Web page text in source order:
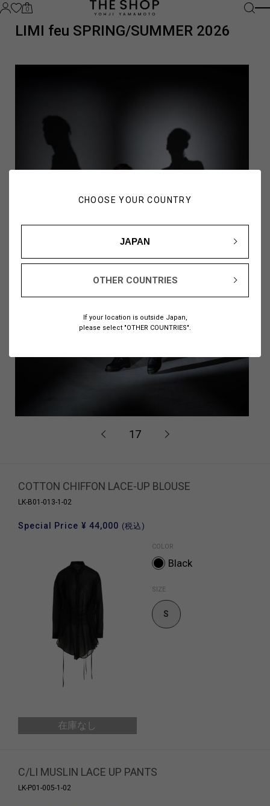
CHOOSE YOUR COUNTRY
JAPAN
OTHER COUNTRIES
If your location is outside Japan,
please select "OTHER COUNTRIES".
0
LIMI feu SPRING/SUMMER 2026
17
在庫なし
COTTON CHIFFON LACE-UP BLOUSE
LK-B01-013-1-02
Special Price ¥ 44,000 (税込)
COLOR
Black
SIZE
S
C/LI MUSLIN LACE UP PANTS
LK-P01-005-1-02